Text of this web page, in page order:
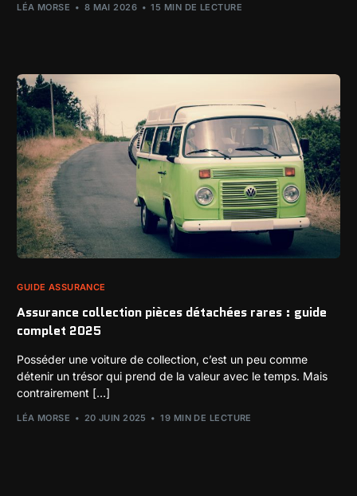
LÉA MORSE 8 MAI 2026 15 MIN DE LECTURE
GUIDE ASSURANCE
Assurance collection pièces détachées rares : guide
complet 2025
Posséder une voiture de collection, c’est un peu comme
détenir un trésor qui prend de la valeur avec le temps. Mais
contrairement […]
LÉA MORSE 20 JUIN 2025 19 MIN DE LECTURE